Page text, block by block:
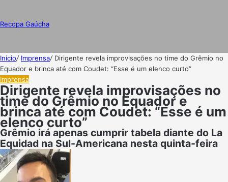
Recopa Gaúcha
Início/ Imprensa/ Dirigente revela improvisações no time do Grêmio no
Equador e brinca até com Coudet: “Esse é um elenco curto”
Imprensa
Dirigente revela improvisações no
time do Grêmio no Equador e
brinca até com Coudet: “Esse é um
elenco curto”
Grêmio irá apenas cumprir tabela diante do La
Equidad na Sul-Americana nesta quinta-feira